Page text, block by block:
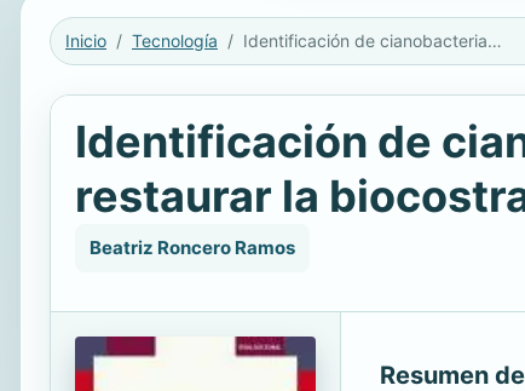
Inicio Tecnología Identificación de cianobacterias y optimización de su cultivo para restaurar la biocostra en suelos semiáridos degradados
Identificación de
restaurar la
Beatriz Roncero Ramos
Resumen